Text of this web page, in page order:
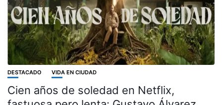
DESTACADO VIDA EN CIUDAD
Cien años de soledad en Netflix,